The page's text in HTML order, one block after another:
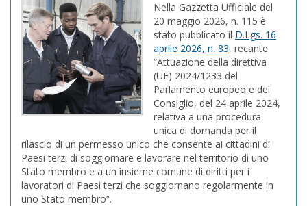
Nella Gazzetta Ufficiale del
20 maggio 2026, n. 115 è
stato pubblicato il D.Lgs. 16
aprile 2026, n. 83, recante
“Attuazione della direttiva
(UE) 2024/1233 del
Parlamento europeo e del
Consiglio, del 24 aprile 2024,
relativa a una procedura
unica di domanda per il
rilascio di un permesso unico che consente ai cittadini di
Paesi terzi di soggiornare e lavorare nel territorio di uno
Stato membro e a un insieme comune di diritti per i
lavoratori di Paesi terzi che soggiornano regolarmente in
uno Stato membro”.